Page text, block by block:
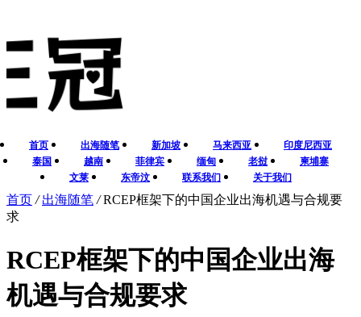
首页 出海随笔 新加坡 马来西亚
印度尼西亚
泰国
越南 菲律宾 缅甸 老挝
柬埔寨
文莱
东帝汶 联系我们 关于我们
首页 / 出海随笔 / RCEP框架下的中国企业出海机遇与合规要
求
RCEP框架下的中国企业出海
机遇与合规要求